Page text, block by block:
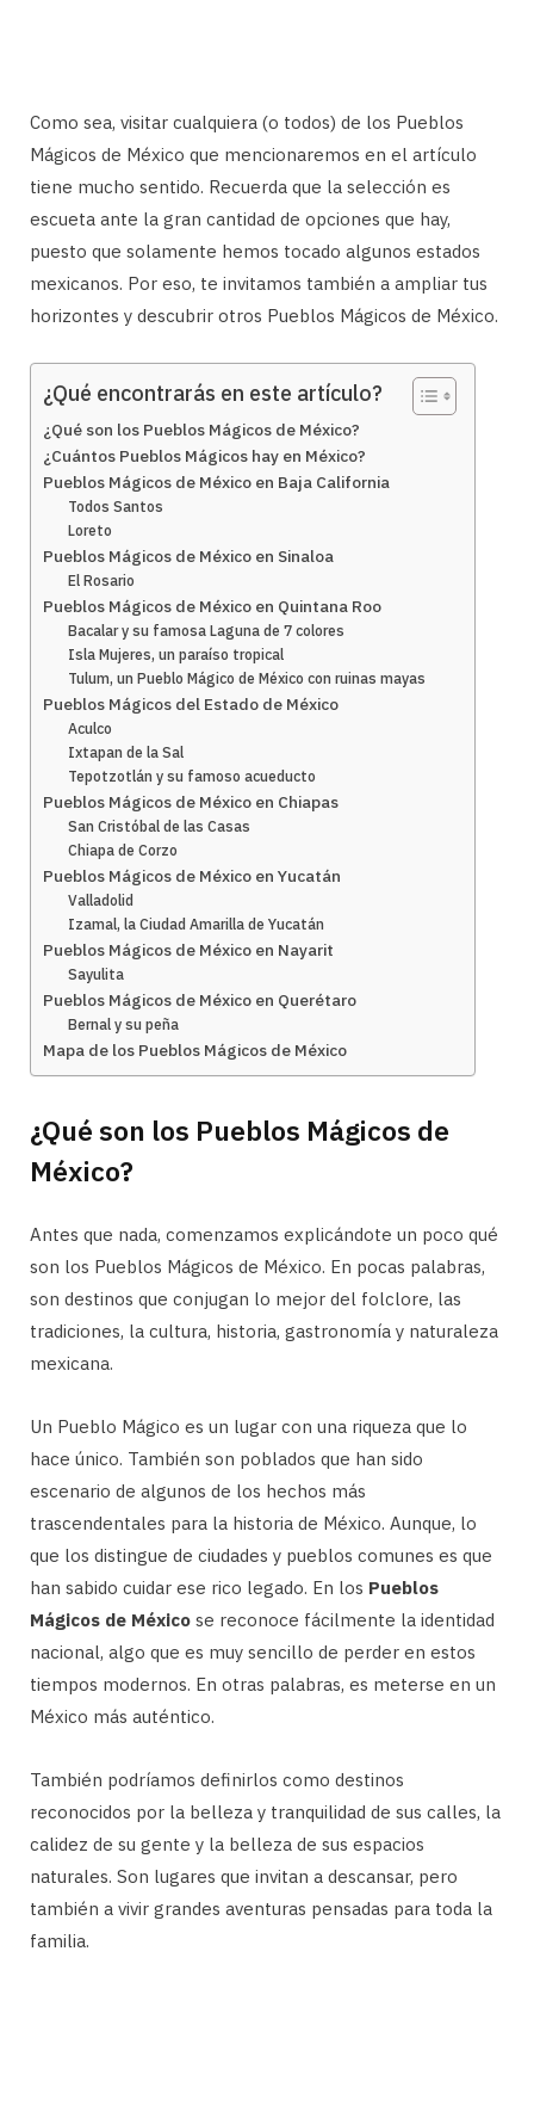
Como sea, visitar cualquiera (o todos) de los Pueblos
Mágicos de México que mencionaremos en el artículo
tiene mucho sentido. Recuerda que la selección es
escueta ante la gran cantidad de opciones que hay,
puesto que solamente hemos tocado algunos estados
mexicanos. Por eso, te invitamos también a ampliar tus
horizontes y descubrir otros Pueblos Mágicos de México.
¿Qué encontrarás en este artículo?
¿Qué son los Pueblos Mágicos de México?
¿Cuántos Pueblos Mágicos hay en México?
Pueblos Mágicos de México en Baja California
Todos Santos
Loreto
Pueblos Mágicos de México en Sinaloa
El Rosario
Pueblos Mágicos de México en Quintana Roo
Bacalar y su famosa Laguna de 7 colores
Isla Mujeres, un paraíso tropical
Tulum, un Pueblo Mágico de México con ruinas mayas
Pueblos Mágicos del Estado de México
Aculco
Ixtapan de la Sal
Tepotzotlán y su famoso acueducto
Pueblos Mágicos de México en Chiapas
San Cristóbal de las Casas
Chiapa de Corzo
Pueblos Mágicos de México en Yucatán
Valladolid
Izamal, la Ciudad Amarilla de Yucatán
Pueblos Mágicos de México en Nayarit
Sayulita
Pueblos Mágicos de México en Querétaro
Bernal y su peña
Mapa de los Pueblos Mágicos de México
¿Qué son los Pueblos Mágicos de
México?
Antes que nada, comenzamos explicándote un poco qué
son los Pueblos Mágicos de México. En pocas palabras,
son destinos que conjugan lo mejor del folclore, las
tradiciones, la cultura, historia, gastronomía y naturaleza
mexicana.
Un Pueblo Mágico es un lugar con una riqueza que lo
hace único. También son poblados que han sido
escenario de algunos de los hechos más
trascendentales para la historia de México. Aunque, lo
que los distingue de ciudades y pueblos comunes es que
han sabido cuidar ese rico legado. En los Pueblos
Mágicos de México se reconoce fácilmente la identidad
nacional, algo que es muy sencillo de perder en estos
tiempos modernos. En otras palabras, es meterse en un
México más auténtico.
También podríamos definirlos como destinos
reconocidos por la belleza y tranquilidad de sus calles, la
calidez de su gente y la belleza de sus espacios
naturales. Son lugares que invitan a descansar, pero
también a vivir grandes aventuras pensadas para toda la
familia.